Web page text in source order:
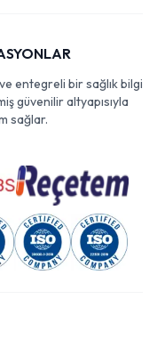
entegreli bir sağlık bilgi
güvenilir altyapısıyla
sağlar.